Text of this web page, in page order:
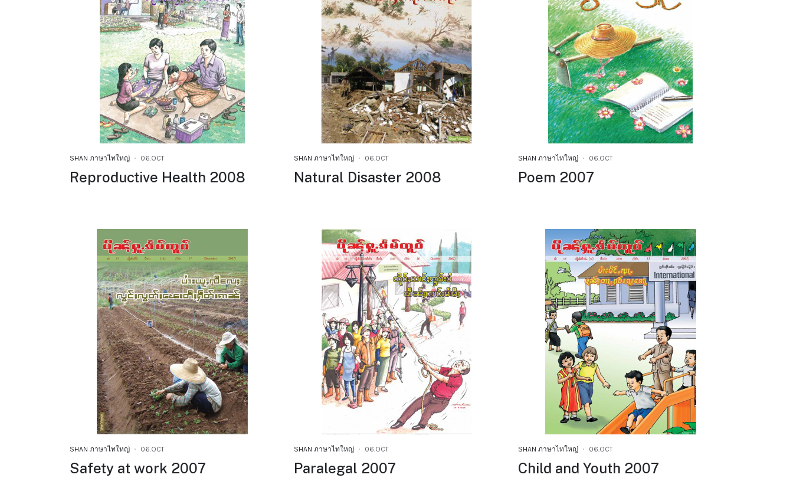
SHAN ภาษาไทใหญ่ 06.OCT
Reproductive Health 2008
SHAN ภาษาไทใหญ่ 06.OCT
Natural Disaster 2008
SHAN ภาษาไทใหญ่ 06.OCT
Poem 2007
SHAN ภาษาไทใหญ่ 06.OCT
Safety at work 2007
SHAN ภาษาไทใหญ่ 06.OCT
Paralegal 2007
SHAN ภาษาไทใหญ่ 06.OCT
Child and Youth 2007